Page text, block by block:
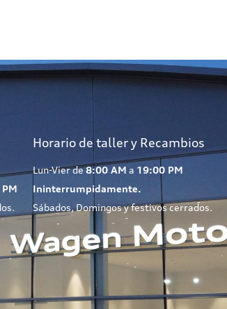
Horario de taller y Recambios
Lun-Vier de8:00 AM a 19:00 PM
Ininterrumpidamente.
Sábados, Domingos y festivos cerrados.